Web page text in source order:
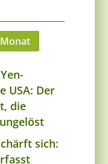
USA: Der
die
sich: